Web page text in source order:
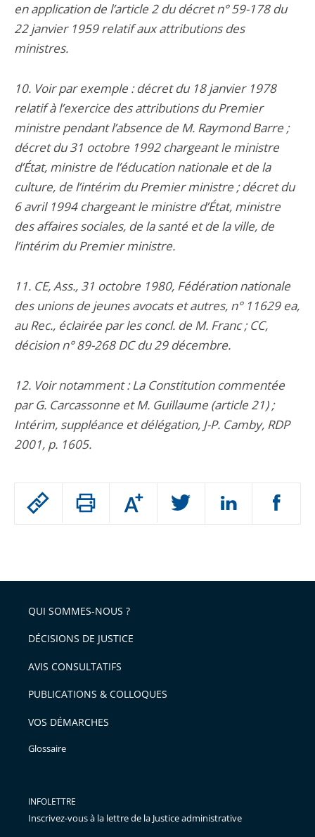
Passer
arriver
après
Augmenter
ou
l'article
pour
avant
en application de l’article 2 du décret n° 59-178 du
22 janvier 1959 relatif aux attributions des
ministres.
10. Voir par exemple : décret du 18 janvier 1978
relatif à l’exercice des attributions du Premier
ministre pendant l’absence de M. Raymond Barre ;
décret du 31 octobre 1992 chargeant le ministre
d’État, ministre de l’éducation nationale et de la
culture, de l’intérim du Premier ministre ; décret du
6 avril 1994 chargeant le ministre d’État, ministre
des affaires sociales, de la santé et de la ville, de
l’intérim du Premier ministre.
11. CE, Ass., 31 octobre 1980, Fédération nationale
des unions de jeunes avocats et autres, n° 11629 ea,
au Rec., éclairée par les concl. de M. Franc ; CC,
décision n° 89-268 DC du 29 décembre.
12. Voir notamment : La Constitution commentée
par G. Carcassonne et M. Guillaume (article 21) ;
Intérim, suppléance et délégation, J-P. Camby, RDP
2001, p. 1605.
QUI SOMMES-NOUS ?
DÉCISIONS DE JUSTICE
AVIS CONSULTATIFS
PUBLICATIONS & COLLOQUES
VOS DÉMARCHES
Glossaire
INFOLETTRE
Inscrivez-vous à la lettre de la Justice administrative